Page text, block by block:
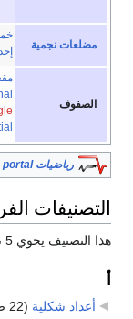
مضلعات نجمية
الصفوف
رياضيات portal
التصنيفات
هذا التصنيف يحوي 5 تصنيفات فرعية، من إجمالي 5.
أعداد شكلية (22 ص)